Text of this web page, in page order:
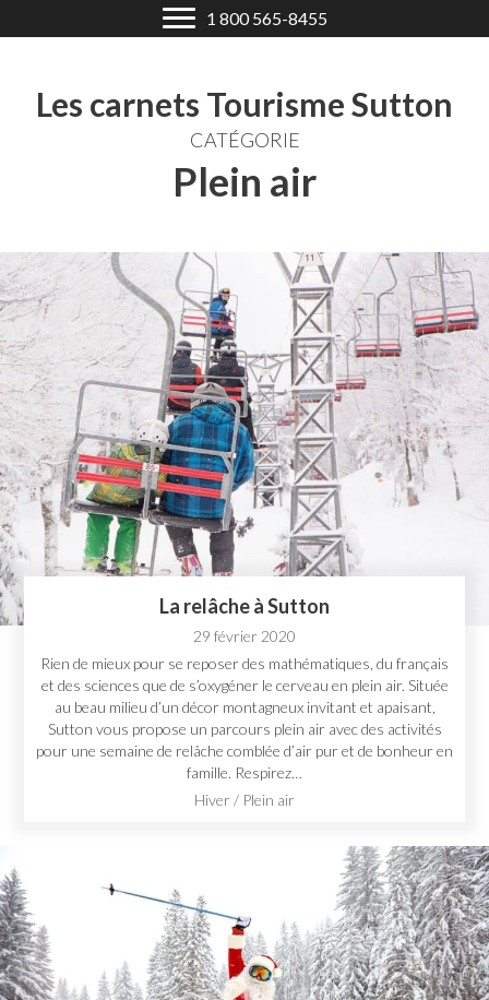
1 800 565-8455
Les carnets Tourisme Sutton
CATÉGORIE
Plein air
La relâche à Sutton
29 février 2020
Rien de mieux pour se reposer des mathématiques, du français
et des sciences que de s’oxygéner le cerveau en plein air. Située
au beau milieu d’un décor montagneux invitant et apaisant,
Sutton vous propose un parcours plein air avec des activités
pour une semaine de relâche comblée d’air pur et de bonheur en
famille. Respirez…
Hiver / Plein air